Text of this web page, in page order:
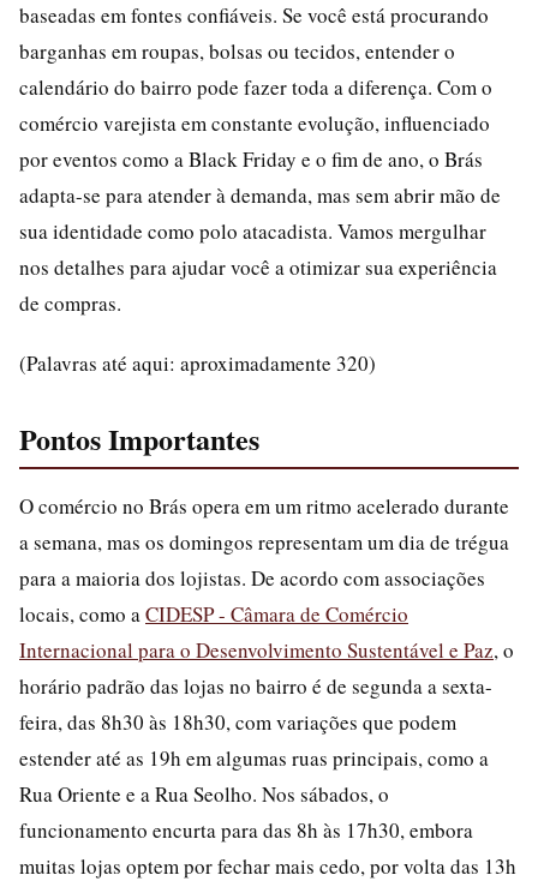
baseadas em fontes confiáveis. Se você está procurando
barganhas em roupas, bolsas ou tecidos, entender o
calendário do bairro pode fazer toda a diferença. Com o
comércio varejista em constante evolução, influenciado
por eventos como a Black Friday e o fim de ano, o Brás
adapta-se para atender à demanda, mas sem abrir mão de
sua identidade como polo atacadista. Vamos mergulhar
nos detalhes para ajudar você a otimizar sua experiência
de compras.
(Palavras até aqui: aproximadamente 320)
Pontos Importantes
O comércio no Brás opera em um ritmo acelerado durante
a semana, mas os domingos representam um dia de trégua
para a maioria dos lojistas. De acordo com associações
locais, como aCIDESP - Câmara de Comércio
Internacional para o Desenvolvimento Sustentável e Paz, o
horário padrão das lojas no bairro é de segunda a sexta-
feira, das 8h30 às 18h30, com variações que podem
estender até as 19h em algumas ruas principais, como a
Rua Oriente e a Rua Seolho. Nos sábados, o
funcionamento encurta para das 8h às 17h30, embora
muitas lojas optem por fechar mais cedo, por volta das 13h